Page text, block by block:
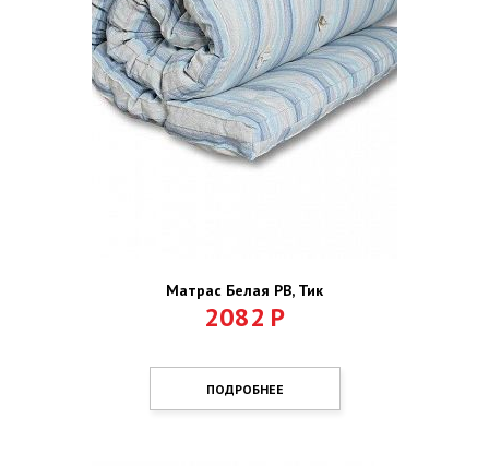
Матрас Белая РВ, Тик
2082 Р
ПОДРОБНЕЕ